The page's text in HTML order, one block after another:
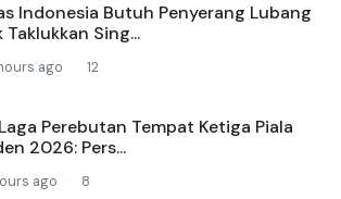
Indonesia Butuh Penyerang Lubang
Sing...
ago 12
Perebutan Tempat Ketiga Piala
2026: Pers...
ago 8